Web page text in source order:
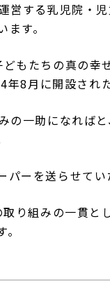
営する乳児院・
す。
もたちの真の
8月に開設された
の一助になれば
ーを送らせてい
り組みの一貫